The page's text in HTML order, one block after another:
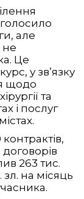
але
не
Це
у зв’язку
щодо
та
і послуг
263 тис.
на місяць